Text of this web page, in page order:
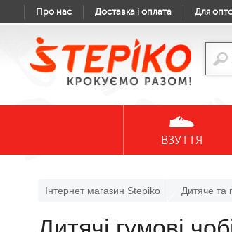
Про нас Доставка і оплата Для
ВЗУТТЯ
Інтернет магазин Stepiko Дитяче та